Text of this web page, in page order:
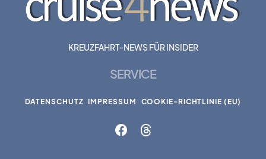
KREUZFAHRT-NEWS FÜR INSIDER
SERVICE
DATENSCHUTZ IMPRESSUM COOKIE-RICHTLINIE (EU)